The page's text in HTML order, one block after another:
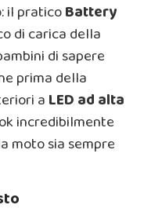
il praticoBattery
di carica della
di sapere
prima della
a LED ad alta
incredibilmente
moto sia sempre